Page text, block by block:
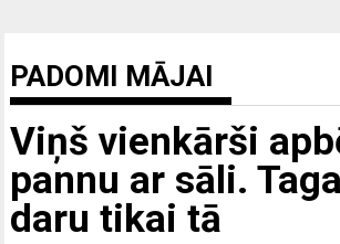
PADOMI MĀJAI
Viņš vienkārši
pannu ar sāli.
daru tikai tā